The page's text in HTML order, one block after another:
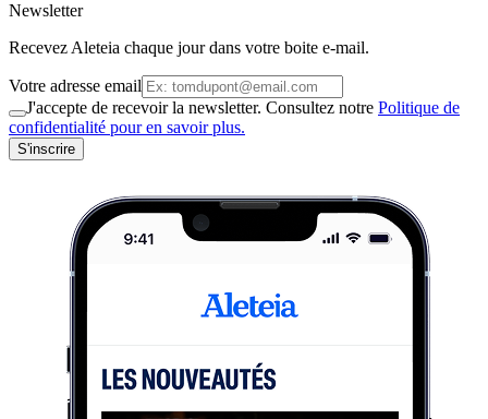
Newsletter
Recevez Aleteia chaque jour dans votre boite e-mail.
Votre adresse email
J'accepte de recevoir la newsletter. Consultez notre Politique de
confidentialité pour en savoir plus.
S'inscrire